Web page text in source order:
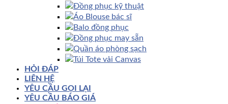
Đồng phục kỹ thuật
Áo Blouse bác sĩ
Balo đồng phục
Đồng phục may sẵn
Quần áo phòng sạch
Túi Tote vải Canvas
HỎI ĐÁP
LIÊN HỆ
YÊU CẦU GỌI LẠI
YÊU CẦU BÁO GIÁ